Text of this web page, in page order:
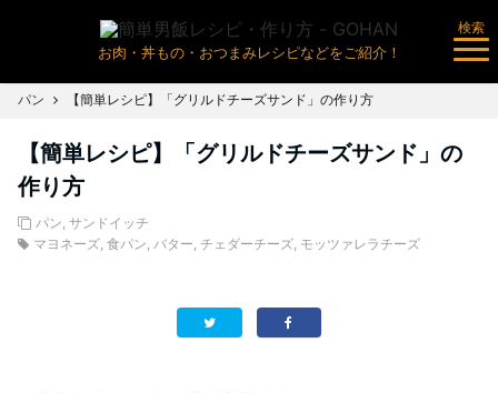
お肉・丼もの・おつまみレシピなどをご紹介！
検索
パン 【簡単レシピ】「グリルドチーズサンド」の作り方
【簡単レシピ】「グリルドチーズサンド」の
作り方
パン, サンドイッチ
マヨネーズ, 食パン, バター, チェダーチーズ, モッツァレラチーズ